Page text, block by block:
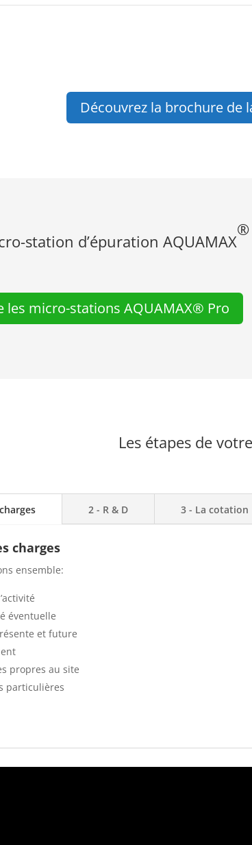
Découvrez la brochure de
station d’épuration AQUAMAX
®
les micro-stations AQUAMAX® Pro
Les étapes de
2 - R & D 3 - La cotation
charges
ensemble:
éventuelle
et future
propres au site
particulières